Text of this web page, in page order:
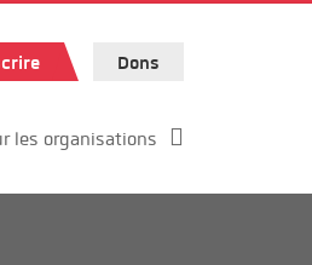
Dons
les organisations